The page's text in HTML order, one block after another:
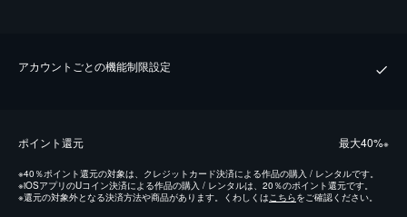
アカウントごとの機能制限設定
ポイント還元 最⼤40%※
※40％ポイント還元の対象は、クレジットカード決済による作品の購入 / レンタルです。
※iOSアプリのUコイン決済による作品の購入 / レンタルは、20％のポイント還元です。
※還元の対象外となる決済方法や商品があります。くわしくはこちらをご確認ください。